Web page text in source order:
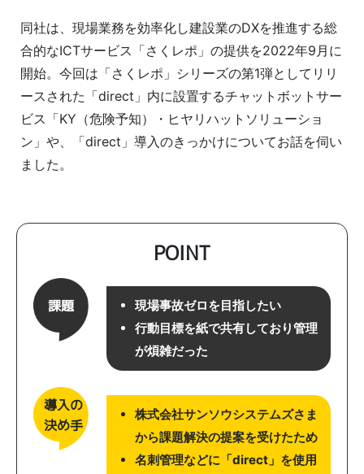
同社は、現場業務を効率化し建設業のDXを推進する総
合的なICTサービス「さくレポ」の提供を2022年9月に
開始。今回は「さくレポ」シリーズの第1弾としてリリ
ースされた「direct」内に設置するチャットボットサー
ビス「KY（危険予知）・ヒヤリハットソリューショ
ン」や、「direct」導入のきっかけについてお話を伺い
ました。
POINT
課題
現場事故ゼロを目指したい
行動目標を紙で共有しており管理
が煩雑だった
導入の
決め手
株式会社サンソウシステムズさま
から課題解決の提案を受けたため
名刺管理などに「direct」を使用